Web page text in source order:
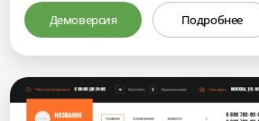
Демоверсия Подробнее